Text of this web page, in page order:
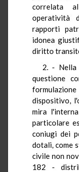
correlata
operatività
rapporti
idonea
diritto
2. - Nella
questione
dispositivo,
mira
particolare
coniugi dei
dotali, come
civile non
182 -